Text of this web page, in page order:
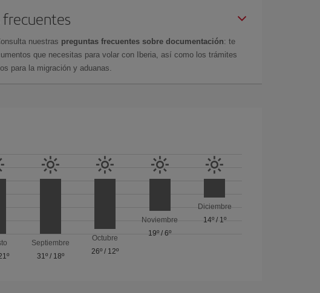
nuestras preguntas frecuentes sobre documentación: te
que necesitas para volar con Iberia, así como los trámites
para la migración y aduanas.
Septiembre
31º/ 18º
Octubre
26º / 12º
Noviembre
19º /6º
Diciembre
14º/ 1º